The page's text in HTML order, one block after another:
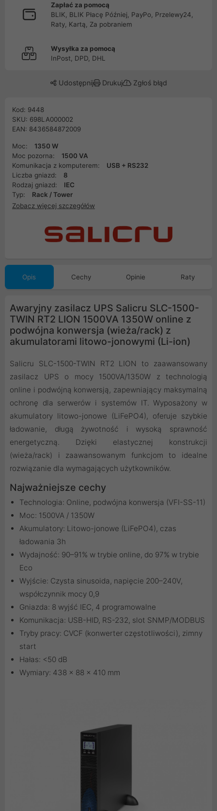
Zapłać za pomocą
BLIK, BLIK Płacę Później, PayPo, Przelewy24,
Raty, Kartą, Za pobraniem
Wysyłka za pomocą
InPost, DPD, DHL
Udostępnij Drukuj Zgłoś błąd
Kod: 9448
SKU: 698LA000002
EAN: 8436584872009
Moc:
1350 W
Moc pozorna:
1500 VA
Komunikacja z komputerem:
USB + RS232
Liczba gniazd:
8
Rodzaj gniazd:
IEC
Typ:
Rack / Tower
Zobacz więcej szczegółów
Opis Cechy Opinie Raty
Awaryjny zasilacz UPS Salicru SLC-1500-
TWIN RT2 LION 1500VA 1350W online z
podwójna konwersja (wieża/rack) z
akumulatorami litowo-jonowymi (Li-ion)
Salicru SLC-1500-TWIN RT2 LION to zaawansowany
zasilacz UPS o mocy 1500VA/1350W z technologią
online i podwójną konwersją, zapewniający maksymalną
ochronę dla serwerów i systemów IT. Wyposażony w
akumulatory litowo-jonowe (LiFePO4), oferuje szybkie
ładowanie, długą żywotność i wysoką sprawność
energetyczną. Dzięki elastycznej konstrukcji
(wieża/rack) i zaawansowanym funkcjom to idealne
rozwiązanie dla wymagających użytkowników.
Najważniejsze cechy
Technologia: Online, podwójna konwersja (VFI-SS-11)
Moc: 1500VA / 1350W
Akumulatory: Litowo-jonowe (LiFePO4), czas
ładowania 3h
Wydajność: 90–91% w trybie online, do 97% w trybie
Eco
Wyjście: Czysta sinusoida, napięcie 200–240V,
współczynnik mocy 0,9
Gniazda: 8 wyjść IEC, 4 programowalne
Komunikacja: USB-HID, RS-232, slot SNMP/MODBUS
Tryby pracy: CVCF (konwerter częstotliwości), zimny
start
Hałas: <50 dB
Wymiary: 438 × 88 × 410 mm